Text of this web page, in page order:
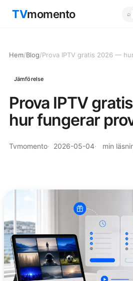
TVmomento ⌕
Hem/Blog/Prova IPTV gratis 2026 —
Jämförelse
Prova IPTV
hur fungerar
Tvmomento 2026-05-04 min